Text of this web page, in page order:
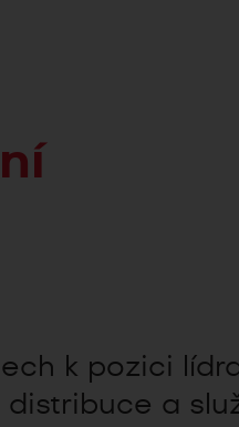
k pozici
a